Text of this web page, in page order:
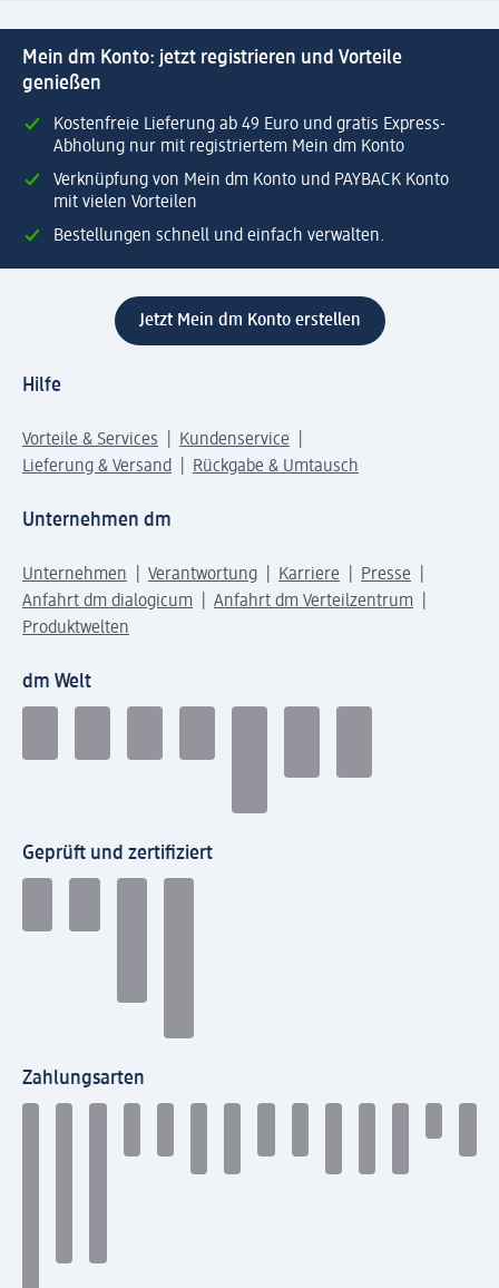
Mein dm Konto: jetzt registrieren und Vorteile
genießen
Kostenfreie Lieferung ab 49 Euro und gratis Express-
Abholung nur mit registriertem Mein dm Konto
Verknüpfung von Mein dm Konto und PAYBACK Konto
mit vielen Vorteilen
Bestellungen schnell und einfach verwalten.
Jetzt Mein dm Konto erstellen
Hilfe
Vorteile & Services
Kundenservice
Lieferung & Versand
Rückgabe & Umtausch
Unternehmen dm
Unternehmen Verantwortung Karriere
Presse
Anfahrt dm dialogicum
Anfahrt dm Verteilzentrum
Produktwelten
dm Welt
Geprüft und zertifiziert
Zahlungsarten